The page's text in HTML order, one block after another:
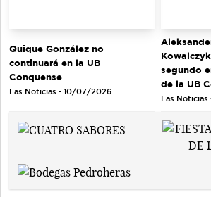
Quique González no
continuará en la UB
Conquense
Las Noticias - 10/07/2026
segundo
de la UB
Las